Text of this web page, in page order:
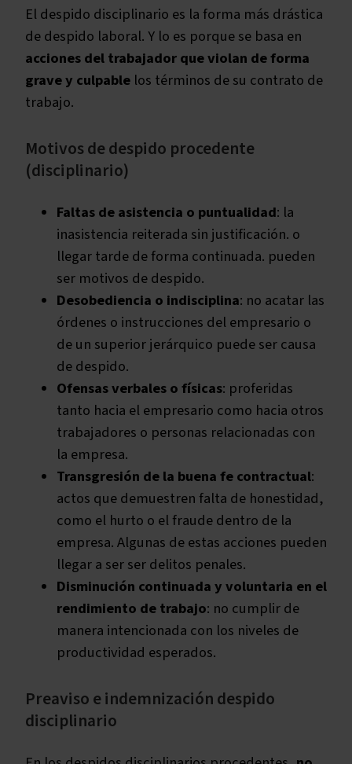
El despido disciplinario es la forma más drástica
de despido laboral. Y lo es porque se basa en
acciones del trabajador que violan de forma
grave y culpable los términos de su contrato de
trabajo.
Motivos de despido procedente
(disciplinario)
Faltas de asistencia o puntualidad: la
inasistencia reiterada sin justificación. o
llegar tarde de forma continuada. pueden
ser motivos de despido.
Desobediencia o indisciplina: no acatar las
órdenes o instrucciones del empresario o
de un superior jerárquico puede ser causa
de despido.
Ofensas verbales o físicas: proferidas
tanto hacia el empresario como hacia otros
trabajadores o personas relacionadas con
la empresa.
Transgresión de la buena fe contractual:
actos que demuestren falta de honestidad,
como el hurto o el fraude dentro de la
empresa. Algunas de estas acciones pueden
llegar a ser ser delitos penales.
Disminución continuada y voluntaria en el
rendimiento de trabajo: no cumplir de
manera intencionada con los niveles de
productividad esperados.
Preaviso e indemnización despido
disciplinario